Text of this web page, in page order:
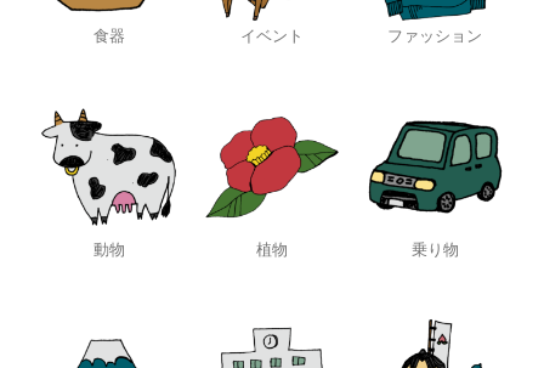
食器 イベント ファッション
動物 植物 乗り物